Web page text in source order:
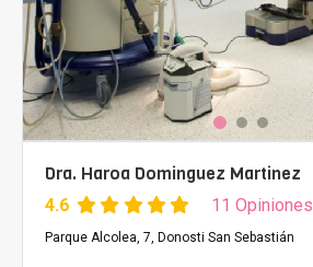
Dra. Haroa Dominguez Martinez
4.6 11 Opiniones
Parque Alcolea, 7, Donosti San Sebastián